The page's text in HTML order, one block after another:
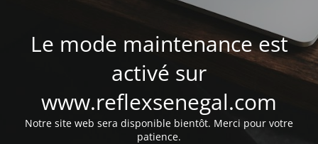
Le mode maintenance est
activé sur
www.reflexsenegal.com
Notre site web sera disponible bientôt. Merci pour votre
patience.